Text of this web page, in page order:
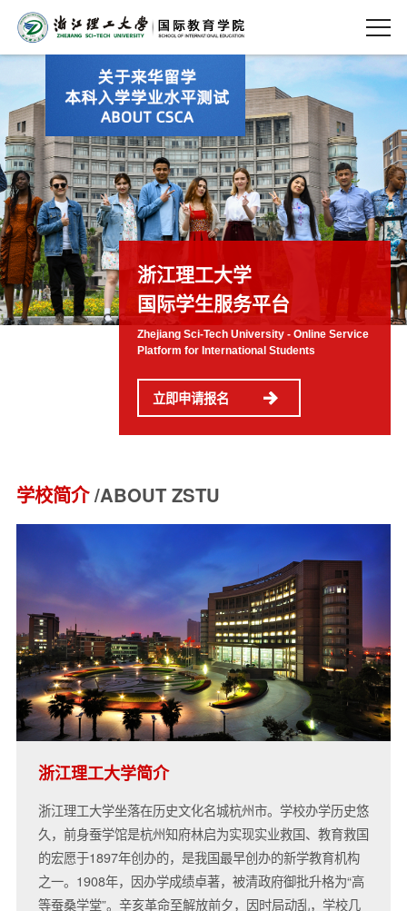
浙江理工大学
国际学生服务平台
Zhejiang Sci-Tech University - Online Service
Platform for International Students
立即申请报名
学校简介/ABOUT ZSTU
浙江理工大学简介
浙江理工大学坐落在历史文化名城杭州市。学校办学历史悠
久，前身蚕学馆是杭州知府林启为实现实业救国、教育救国
的宏愿于1897年创办的，是我国最早创办的新学教育机构
之一。1908年，因办学成绩卓著，被清政府御批升格为“高
等蚕桑学堂”。辛亥革命至解放前夕，因时局动乱，学校几